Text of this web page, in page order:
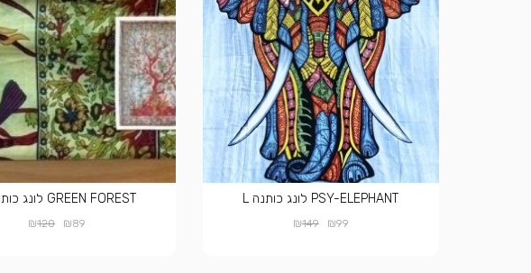
PSY-ELEPHANT לונג כותנה L
₪99
₪149
GREEN FOREST לונג כותנה L
₪89
₪120